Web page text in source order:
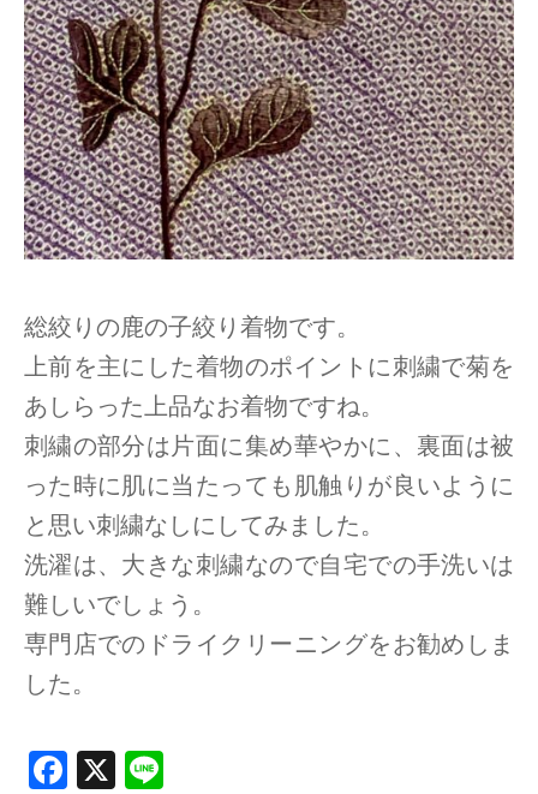
総絞りの鹿の子絞り着物です。
上前を主にした着物のポイントに刺繍で菊を
あしらった上品なお着物ですね。
刺繍の部分は片面に集め華やかに、裏面は被
った時に肌に当たっても肌触りが良いように
と思い刺繍なしにしてみました。
洗濯は、大きな刺繍なので自宅での手洗いは
難しいでしょう。
専門店でのドライクリーニングをお勧めしま
した。
F X Li